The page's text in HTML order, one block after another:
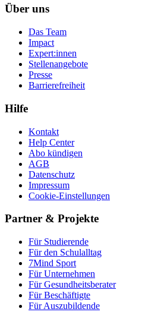
Über uns
Das Team
Impact
Expert:innen
Stellenangebote
Presse
Barrierefreiheit
Hilfe
Kontakt
Help Center
Abo kündigen
AGB
Datenschutz
Impressum
Cookie-Einstellungen
Partner & Projekte
Für Stu­die­rende
Für den Schulalltag
7Mind Sport
Für Unter­neh­men
Für Gesund­heits­be­ra­ter
Für Beschäftigte
Für Auszubildende